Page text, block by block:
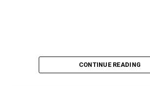
CONTINUE READING